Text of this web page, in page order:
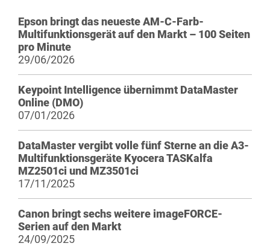
Epson bringt das neueste AM-C-Farb-
Multifunktionsgerät auf den Markt – 100 Seiten
pro Minute
29/06/2026
Keypoint Intelligence übernimmt DataMaster
Online (DMO)
07/01/2026
DataMaster vergibt volle fünf Sterne an die A3-
Multifunktionsgeräte Kyocera TASKalfa
MZ2501ci und MZ3501ci
17/11/2025
Canon bringt sechs weitere imageFORCE-
Serien auf den Markt
24/09/2025